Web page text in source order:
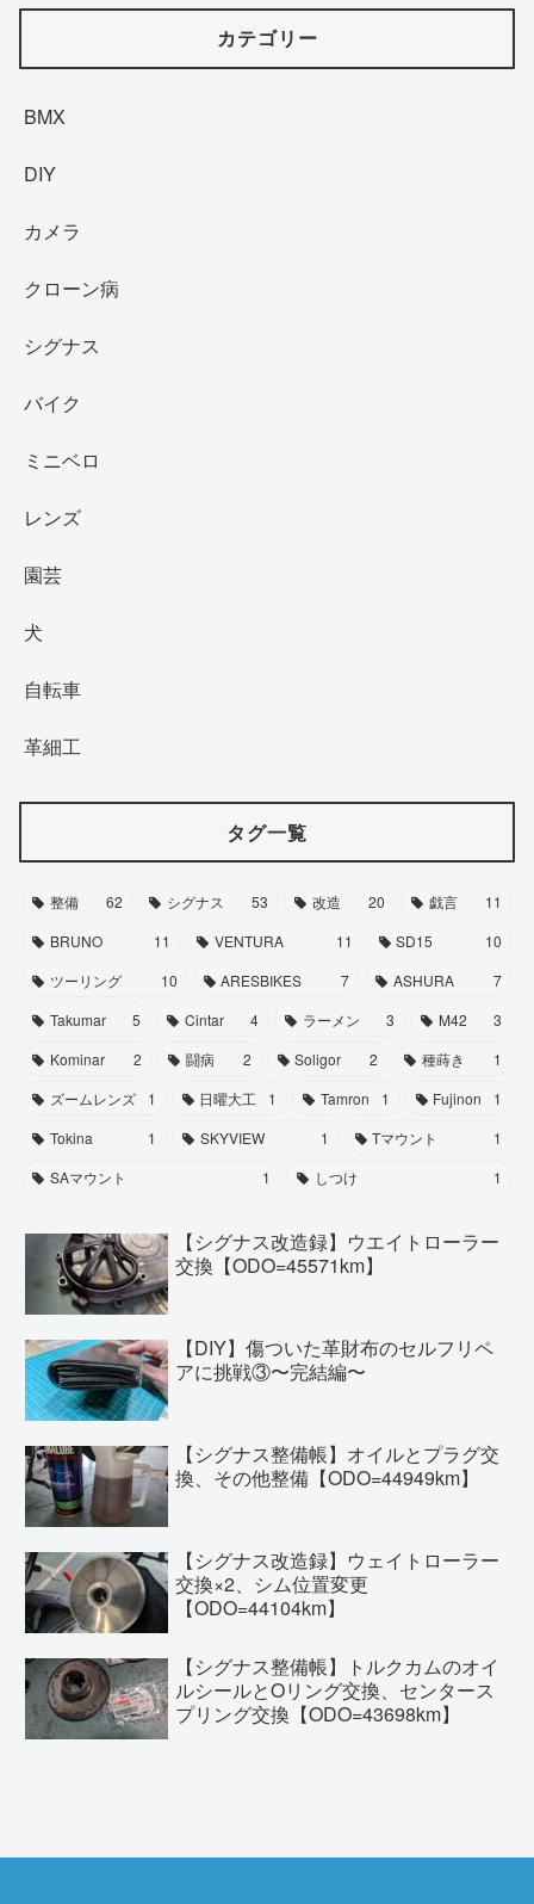
カテゴリー
BMX
DIY
カメラ
クローン病
シグナス
バイク
ミニベロ
レンズ
園芸
犬
自転車
革細工
タグ一覧
整備 62 シグナス 53 改造 20 戯言
11
BRUNO
11 VENTURA 11 SD15
10
ツーリング
10 ARESBIKES 7 ASHURA
7
Takumar
5 Cintar 4 ラーメン 3 M42
3
Kominar
2 闘病 2 Soligor 2 種蒔き
1
ズームレンズ
1 日曜大工 1 Tamron 1 Fujinon
1
Tokina
1 SKYVIEW 1 Tマウント
1
SAマウント
1 しつけ 1
【シグナス改造録】ウエイトローラー
交換【ODO=45571km】
【DIY】傷ついた革財布のセルフリペ
アに挑戦③〜完結編〜
【シグナス整備帳】オイルとプラグ交
換、その他整備【ODO=44949km】
【シグナス改造録】ウェイトローラー
交換×2、シム位置変更
【ODO=44104km】
【シグナス整備帳】トルクカムのオイ
ルシールとOリング交換、センタース
プリング交換【ODO=43698km】